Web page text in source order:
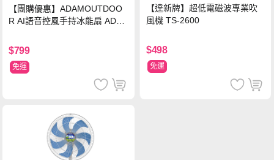
【團購優惠】ADAMOUTDOO
R AI語音控風手持冰能扇 ADFN
$799
免運
【達新牌】超低電磁波專業吹
風機 TS-2600
$498
免運